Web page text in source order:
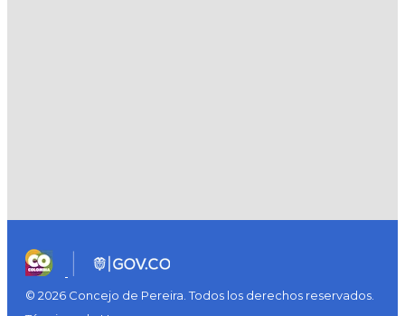
© 2026 Concejo de Pereira. Todos los derechos reservados.